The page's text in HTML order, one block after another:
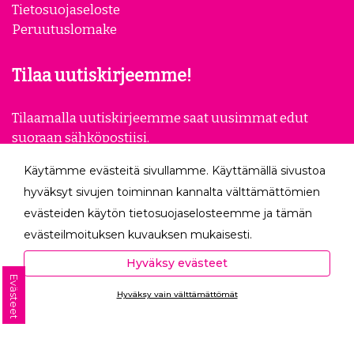
Tietosuojaseloste
Peruutuslomake
Tilaa uutiskirjeemme!
Tilaamalla uutiskirjeemme saat uusimmat edut
suoraan sähköpostiisi.
Seuraa meitä
Käytämme evästeitä sivullamme. Käyttämällä sivustoa
hyväksyt sivujen toiminnan kannalta välttämättömien
evästeiden käytön tietosuojaselosteemme ja tämän
evästeilmoituksen kuvauksen mukaisesti.
Hyväksyessäsi analytiikka- ja markkinointievästeet
autat meitä mittaamaan ja analysoimaan
verkkosivumme toimintaa ja käyttöä (Analytiikka ja
Hyväksy evästeet
Hyväksy vain välttämättömät
Evästeet